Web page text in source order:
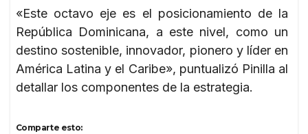
«Este octavo eje es el posicionamiento de la
República Dominicana, a este nivel, como un
destino sostenible, innovador, pionero y líder en
América Latina y el Caribe», puntualizó Pinilla al
detallar los componentes de la estrategia.
Comparte esto: